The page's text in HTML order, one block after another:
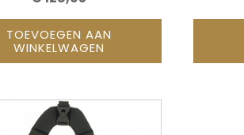
TOEVOEGEN AAN
WINKELWAGEN